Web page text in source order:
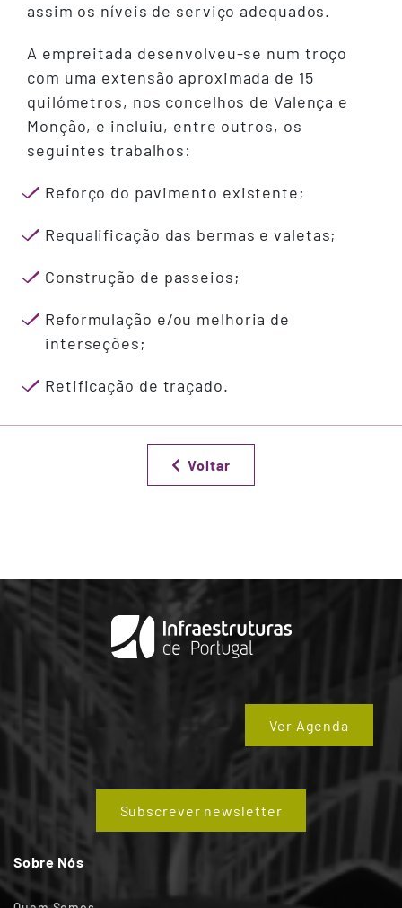
assim os níveis de serviço adequados.
A empreitada desenvolveu-se num troço
com uma extensão aproximada de 15
quilómetros, nos concelhos de Valença e
Monção, e incluiu, entre outros, os
seguintes trabalhos:
Reforço do pavimento existente;
Requalificação das bermas e valetas;
Construção de passeios;
Reformulação e/ou melhoria de
interseções;
Retificação de traçado.
Voltar
Ver Agenda
Subscrever newsletter
Sobre Nós